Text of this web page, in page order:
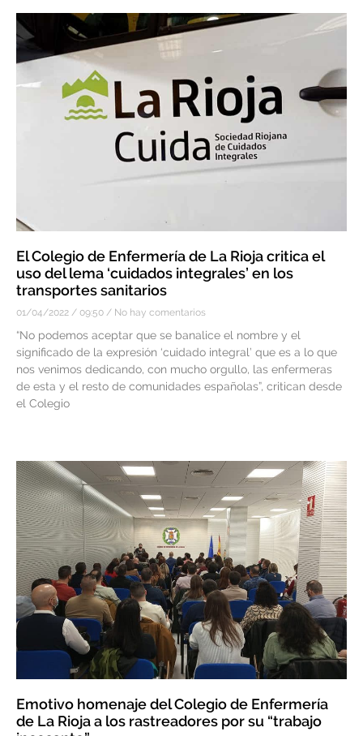
El Colegio de Enfermería de La Rioja critica el
uso del lema ‘cuidados integrales’ en los
transportes sanitarios
01/04/2022 09:50 No hay comentarios
“No podemos aceptar que se banalice el nombre y el
significado de la expresión ‘cuidado integral’ que es a lo que
nos venimos dedicando, con mucho orgullo, las enfermeras
de esta y el resto de comunidades españolas”, critican desde
el Colegio
Emotivo homenaje del Colegio de Enfermería
de La Rioja a los rastreadores por su “trabajo